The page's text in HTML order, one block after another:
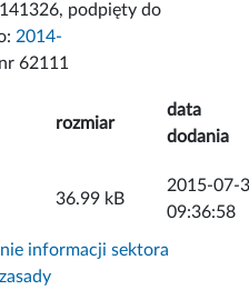
podpięty do
2014-
nr 62111
rozmiar
data
dodania
36.99 kB
2015-07-
09:36:58
informacji sektora